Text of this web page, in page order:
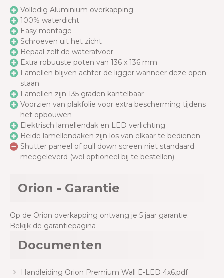
Volledig Aluminium overkapping
100% waterdicht
Easy montage
Schroeven uit het zicht
Bepaal zelf de waterafvoer
Extra robuuste poten van 136 x 136 mm
Lamellen blijven achter de ligger wanneer deze open
staan
Lamellen zijn 135 graden kantelbaar
Voorzien van plakfolie voor extra bescherming tijdens
het opbouwen
Elektrisch lamellendak en LED verlichting
Beide lamellendaken zijn los van elkaar te bedienen
Shutter paneel of pull down screen niet standaard
meegeleverd (wel optioneel bij te bestellen)
Orion - Garantie
Op de Orion overkapping ontvang je 5 jaar garantie.
Bekijk de garantiepagina
Documenten
Handleiding Orion Premium Wall E-LED 4x6.pdf